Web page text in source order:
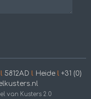
l 5812AD l Heide l +31 (0)
van Kusters 2.0